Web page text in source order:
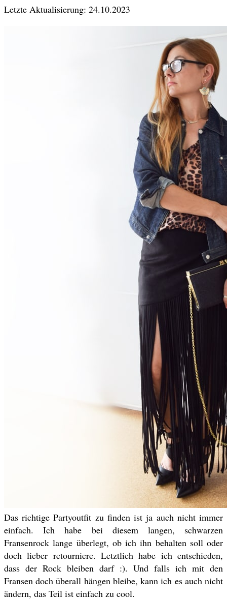
Letzte Aktualisierung: 24.10.2023
Das richtige Partyoutfit zu finden ist ja auch nicht immer
einfach. Ich habe bei diesem langen, schwarzen
Fransenrock lange überlegt, ob ich ihn behalten soll oder
doch lieber retourniere. Letztlich habe ich entschieden,
dass der Rock bleiben darf :). Und falls ich mit den
Fransen doch überall hängen bleibe, kann ich es auch nicht
ändern, das Teil ist einfach zu cool.